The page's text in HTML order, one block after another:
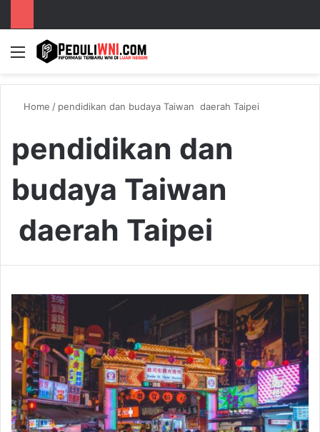
Menu
Home / pendidikan dan budaya Taiwan daerah Taipei
pendidikan dan
budaya Taiwan
daerah Taipei